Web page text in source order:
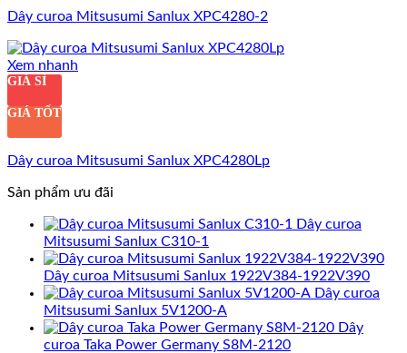
Dây curoa Mitsusumi Sanlux XPC4280-2
Xem nhanh
GIÁ SỈ
GIÁ TỐT
Dây curoa Mitsusumi Sanlux XPC4280Lp
Sản phẩm ưu đãi
Dây curoa
Mitsusumi Sanlux C310-1
Dây curoa Mitsusumi Sanlux 1922V384-1922V390
Dây curoa
Mitsusumi Sanlux 5V1200-A
Dây
curoa Taka Power Germany S8M-2120